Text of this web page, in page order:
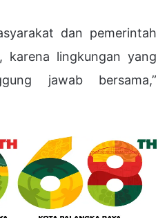
dan pemerintah
karena lingkungan yang
jawab bersama,”